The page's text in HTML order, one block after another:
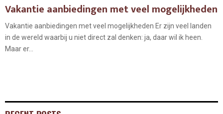
Vakantie aanbiedingen met veel mogelijkheden
Vakantie aanbiedingen met veel mogelijkheden Er zijn veel landen
in de wereld waarbij u niet direct zal denken: ja, daar wil ik heen.
Maar er...